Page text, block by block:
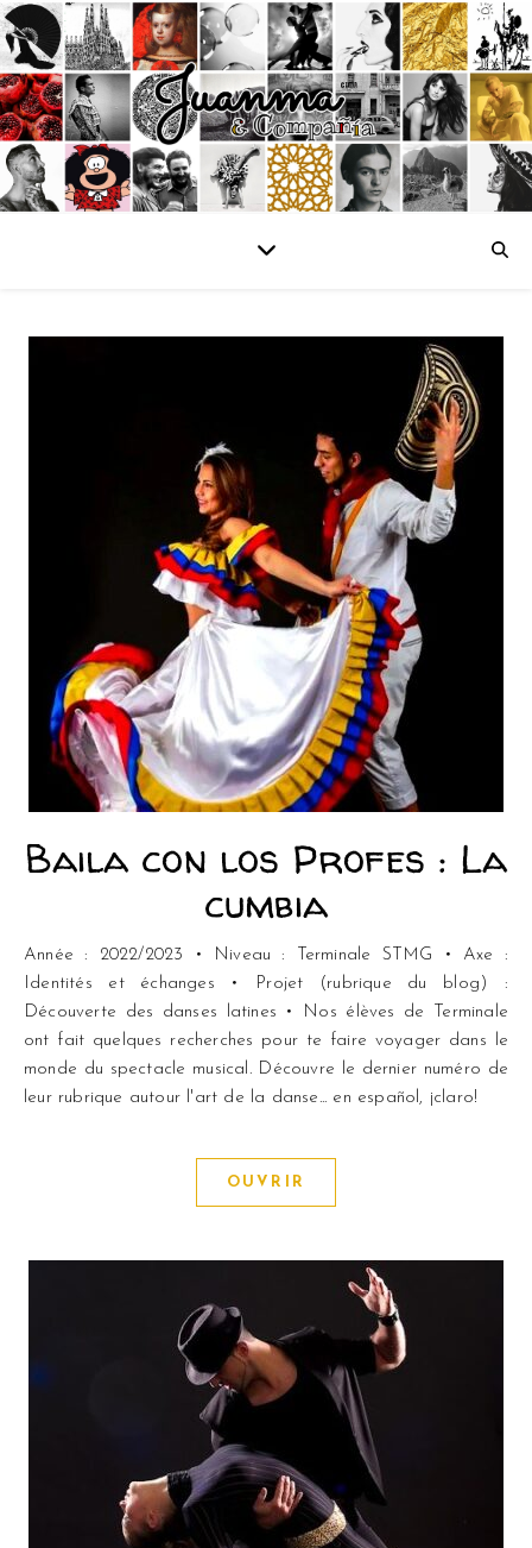
Baila con los Profes : La
cumbia
Année : 2022/2023 • Niveau : Terminale STMG • Axe :
Identités et échanges • Projet (rubrique du blog) :
Découverte des danses latines • Nos élèves de Terminale
ont fait quelques recherches pour te faire voyager dans le
monde du spectacle musical. Découvre le dernier numéro de
leur rubrique autour l'art de la danse... en español, ¡claro!
OUVRIR